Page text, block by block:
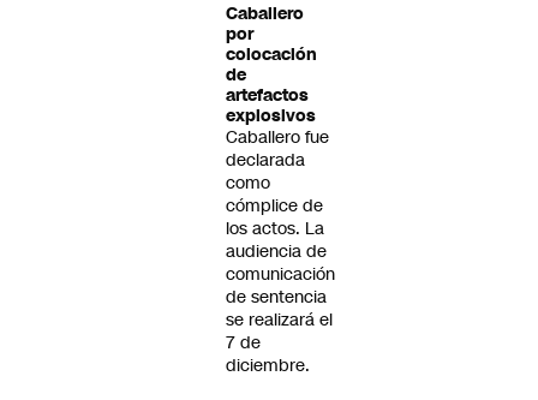
Caballero
por
colocación
de
artefactos
explosivos
Caballero fue
declarada
como
cómplice de
los actos. La
audiencia de
comunicación
de sentencia
se realizará el
7 de
diciembre.